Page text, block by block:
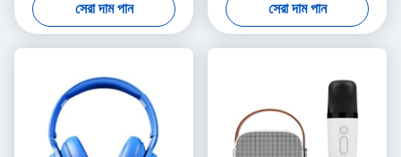
সেরা দাম পান সেরা দাম পান